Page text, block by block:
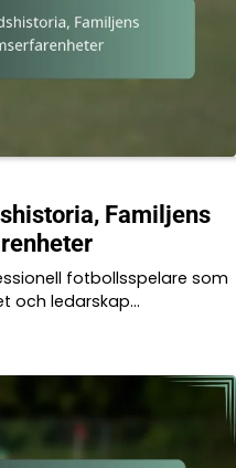
Familjens
fotbollsspelare som
och ledarskap…